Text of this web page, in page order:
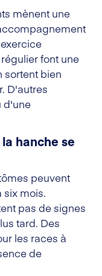
mènent une
font une
sortent bien
D'autres
d'une
hanche se
peuvent
six mois.
pas de signes
tard. Des
les races à
de